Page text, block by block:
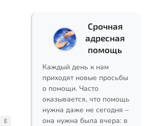
E
Срочная
адресная
помощь
Каждый день к нам
приходят новые просьбы
о помощи. Часто
оказывается, что помощь
нужна даже не сегодня –
она нужна была вчера: в